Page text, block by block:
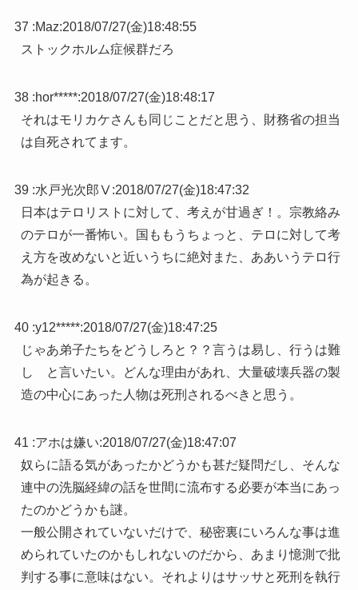
37 :Maz:2018/07/27(金)18:48:55
ストックホルム症候群だろ
38 :hor*****:2018/07/27(金)18:48:17
それはモリカケさんも同じことだと思う、財務省の担当
は自死されてます。
39 :水戸光次郎Ⅴ:2018/07/27(金)18:47:32
日本はテロリストに対して、考えが甘過ぎ！。宗教絡み
のテロが一番怖い。国ももうちょっと、テロに対して考
え方を改めないと近いうちに絶対また、ああいうテロ行
為が起きる。
40 :y12*****:2018/07/27(金)18:47:25
じゃあ弟子たちをどうしろと？？言うは易し、行うは難
し と言いたい。どんな理由があれ、大量破壊兵器の製
造の中心にあった人物は死刑されるべきと思う。
41 :アホは嫌い:2018/07/27(金)18:47:07
奴らに語る気があったかどうかも甚だ疑問だし、そんな
連中の洗脳経緯の話を世間に流布する必要が本当にあっ
たのかどうかも謎。
一般公開されていないだけで、秘密裏にいろんな事は進
められていたのかもしれないのだから、あまり憶測で批
判する事に意味はない。それよりはサッサと死刑を執行